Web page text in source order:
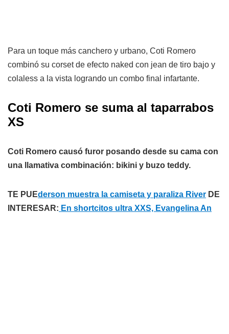
Para un toque más canchero y urbano, Coti Romero
combinó su corset de efecto naked con jean de tiro bajo y
colaless a la vista logrando un combo final infartante.
Coti Romero se suma al taparrabos
XS
Coti Romero causó furor posando desde su cama con
una llamativa combinación: bikini y buzo teddy.
TE PUEderson muestra la camiseta y paraliza River DE
INTERESAR: En shortcitos ultra XXS, Evangelina An